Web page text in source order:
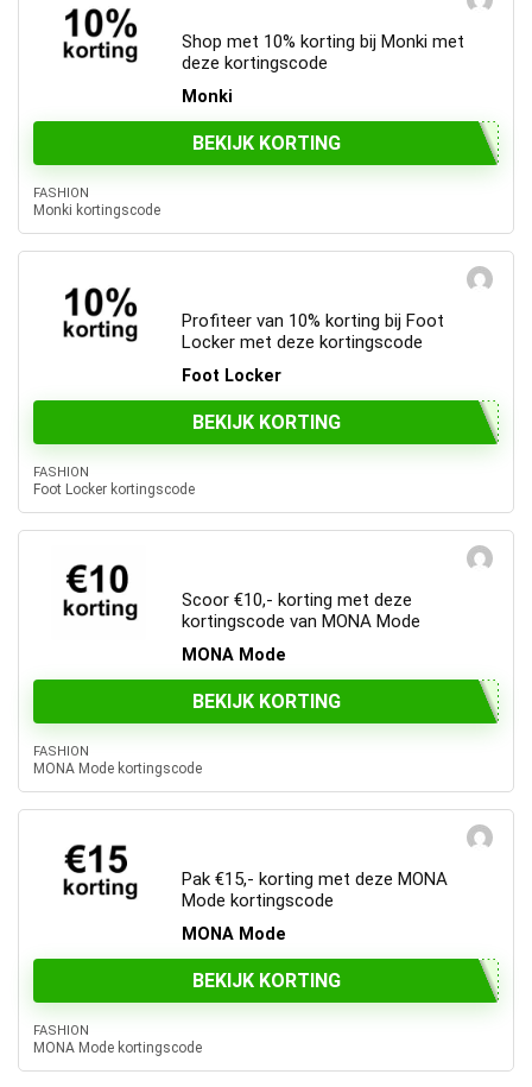
Shop met 10% korting bij Monki met
deze kortingscode
Monki
BEKIJK KORTING
FASHION
Monki kortingscode
Profiteer van 10% korting bij Foot
Locker met deze kortingscode
Foot Locker
BEKIJK KORTING
FASHION
Foot Locker kortingscode
Scoor €10,- korting met deze
kortingscode van MONA Mode
MONA Mode
BEKIJK KORTING
FASHION
MONA Mode kortingscode
Pak €15,- korting met deze MONA
Mode kortingscode
MONA Mode
BEKIJK KORTING
FASHION
MONA Mode kortingscode